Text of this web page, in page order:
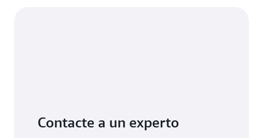
Contacte a un experto